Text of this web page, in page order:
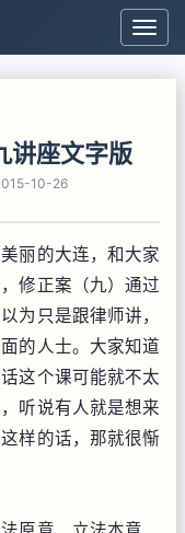
中
闻
律
讲座文字版
10-26
丽的大连，和大家
修正案（九）通过
为只是跟律师讲，
的人士。大家知道
这个课可能就不太
听说有人就是想来
样的话，那就很惭